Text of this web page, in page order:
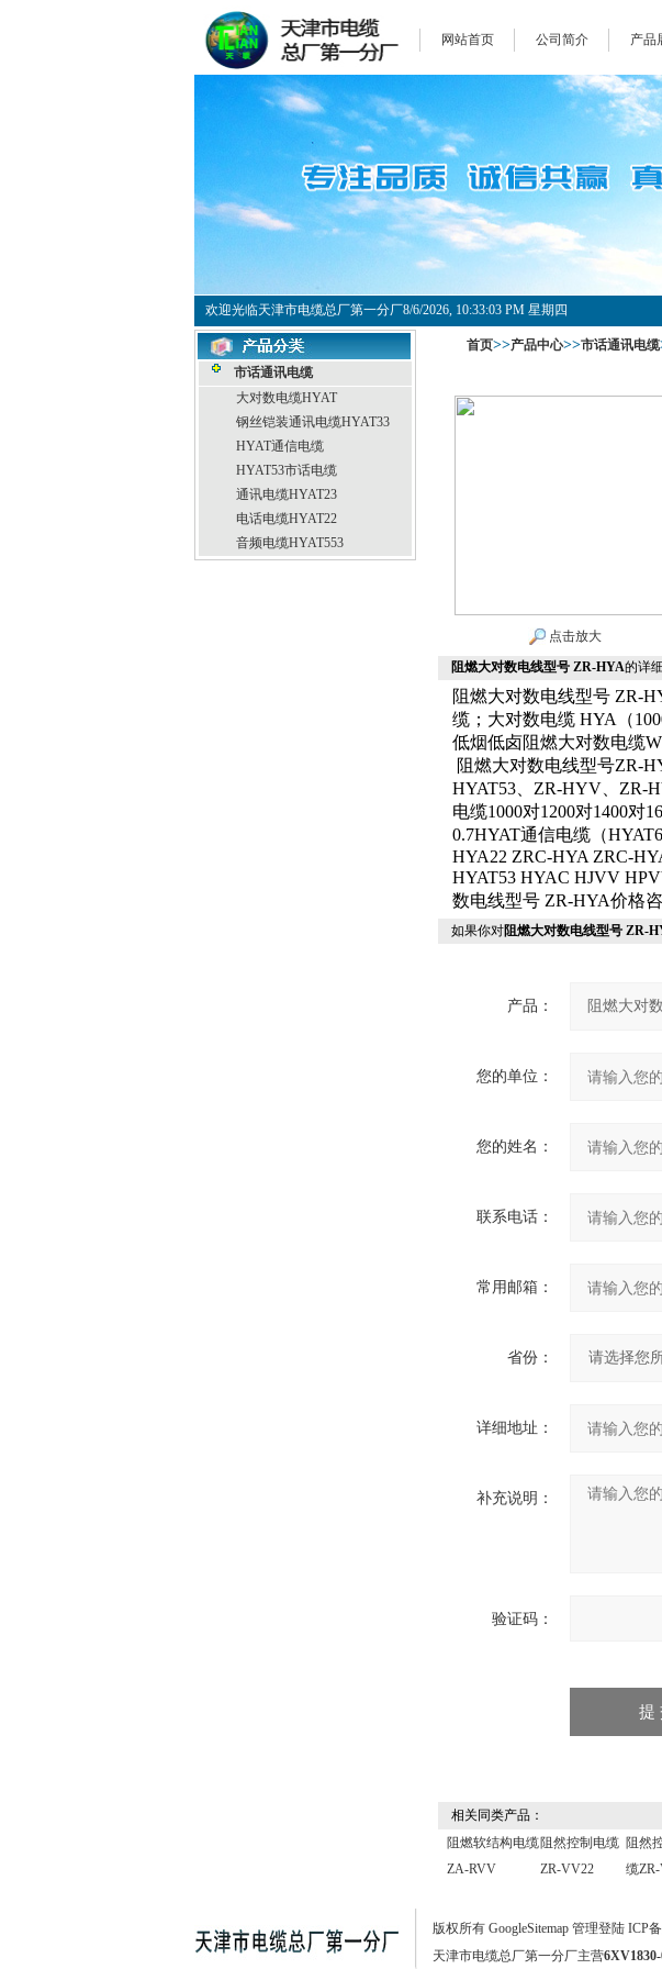
网站首页 公司简介 产品
欢迎光临天津市电缆总厂第一分厂8/6/2026, 10:33:03 PM 星期四
市话通讯电缆
大对数电缆HYAT
钢丝铠装通讯电缆HYAT33
HYAT通信电缆
HYAT53市话电缆
通讯电缆HYAT23
电话电缆HYAT22
音频电缆HYAT553
首页>>产品中心>>市话通讯电缆
点击放大
阻燃大对数电线型号 ZR-HYA的详
阻燃大对数电线型号 ZR-
缆；大对数电缆 HYA（
低烟低卤阻燃大对数电缆
阻燃大对数电线型号ZR-
HYAT53、ZR-HYV、ZR-
电缆1000对1200对1400对
0.7HYAT通信电缆（
HYA22 ZRC-HYA ZRC-
HYAT53 HYAC HJVV
数电线型号 ZR-HYA价格
如果你对阻燃大对数电线型号 ZR-
产品：
您的单位：
您的姓名：
联系电话：
常用邮箱：
省份：
详细地址：
补充说明：
验证码：
相关同类产品：
阻燃软结构电缆
ZA-RVV
阻然控制电缆
ZR-VV22
阻然
缆
版权所有 GoogleSitemap 管理登陆 ICP
天津市电缆总厂第一分厂主营